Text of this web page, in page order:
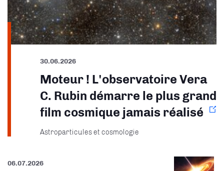
30.06.2026
Moteur ! L'observatoire Vera
C. Rubin démarre le plus grand
film cosmique jamais réalisé
Astroparticules et cosmologie
06.07.2026